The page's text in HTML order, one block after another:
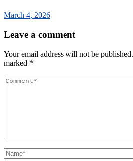
March 4, 2026
Leave a comment
Your email address will not be published.
marked *